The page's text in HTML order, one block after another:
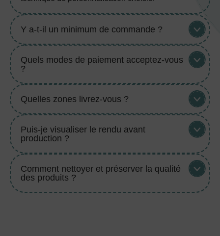
Y a-t-il un minimum de commande ?
Quels modes de paiement acceptez-vous
?
Quelles zones livrez-vous ?
Puis-je visualiser le rendu avant
production ?
Comment nettoyer et préserver la qualité
des produits ?